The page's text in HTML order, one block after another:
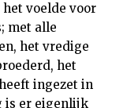
voelde voor
met alle
het vredige
het
ingezet in
is er eigenlijk